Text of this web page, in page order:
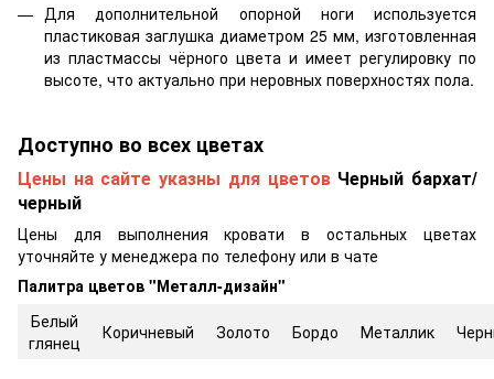
Для дополнительной опорной ноги используется
пластиковая заглушка диаметром 25 мм, изготовленная
из пластмассы чёрного цвета и имеет регулировку по
высоте, что актуально при неровных поверхностях пола.
Доступно во всех цветах
Цены на сайте указны для цветовЧерный бархат/
черный
Цены для выполнения кровати в остальных цветах
уточняйте у менеджера по телефону или в чате
Палитра цветов "Металл-дизайн"
Белый
глянец
Коричневый Золото Бордо Металлик